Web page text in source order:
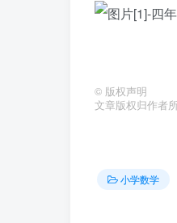
© 版权声明
文章版权归作者
小学数学